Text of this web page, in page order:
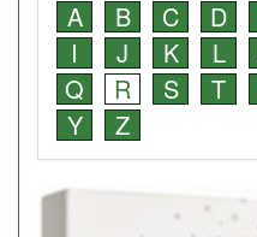
A B C D
I
J K L
Q
R S T
Y
Z